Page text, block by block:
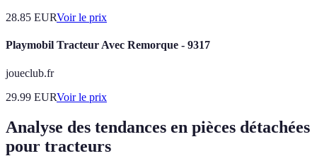
28.85 EURVoir le prix
Playmobil Tracteur Avec Remorque - 9317
joueclub.fr
29.99 EURVoir le prix
Analyse des tendances en pièces détachées
pour tracteurs